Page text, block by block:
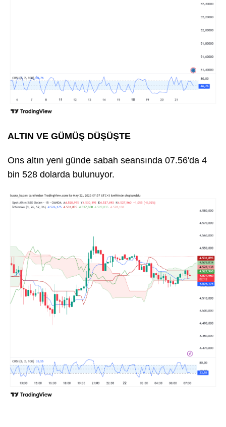
ALTIN VE GÜMÜŞ DÜŞÜŞTE
Ons altın yeni günde sabah seansında 07.56'da 4
bin 528 dolarda bulunuyor.